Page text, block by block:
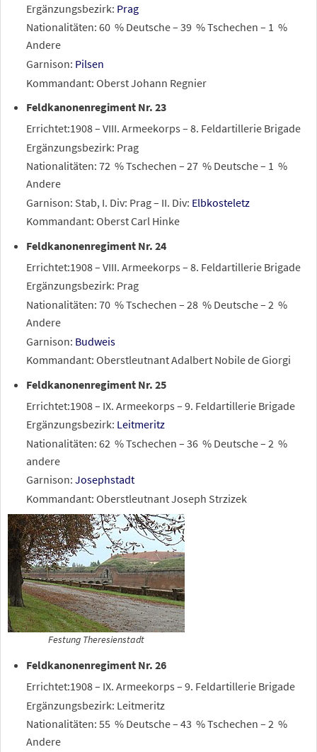
Ergänzungsbezirk: Prag
Nationalitäten: 60 % Deutsche – 39 % Tschechen – 1 %
Andere
Garnison: Pilsen
Kommandant: Oberst Johann Regnier
Feldkanonenregiment Nr. 23
Errichtet:1908 – VIII. Armeekorps – 8. Feldartillerie Brigade
Ergänzungsbezirk: Prag
Nationalitäten: 72 % Tschechen – 27 % Deutsche – 1 %
Andere
Garnison: Stab, I. Div: Prag – II. Div: Elbkosteletz
Kommandant: Oberst Carl Hinke
Feldkanonenregiment Nr. 24
Errichtet:1908 – VIII. Armeekorps – 8. Feldartillerie Brigade
Ergänzungsbezirk: Prag
Nationalitäten: 70 % Tschechen – 28 % Deutsche – 2 %
Andere
Garnison: Budweis
Kommandant: Oberstleutnant Adalbert Nobile de Giorgi
Feldkanonenregiment Nr. 25
Errichtet:1908 – IX. Armeekorps – 9. Feldartillerie Brigade
Ergänzungsbezirk: Leitmeritz
Nationalitäten: 62 % Tschechen – 36 % Deutsche – 2 %
andere
Garnison: Josephstadt
Kommandant: Oberstleutnant Joseph Strzizek
Festung Theresienstadt
Feldkanonenregiment Nr. 26
Errichtet:1908 – IX. Armeekorps – 9. Feldartillerie Brigade
Ergänzungsbezirk: Leitmeritz
Nationalitäten: 55 % Deutsche – 43 % Tschechen – 2 %
Andere